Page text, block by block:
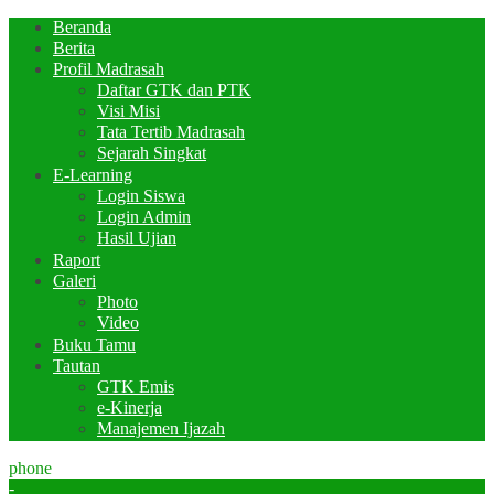
Beranda
Berita
Profil Madrasah
Daftar GTK dan PTK
Visi Misi
Tata Tertib Madrasah
Sejarah Singkat
E-Learning
Login Siswa
Login Admin
Hasil Ujian
Raport
Galeri
Photo
Video
Buku Tamu
Tautan
GTK Emis
e-Kinerja
Manajemen Ijazah
phone
-